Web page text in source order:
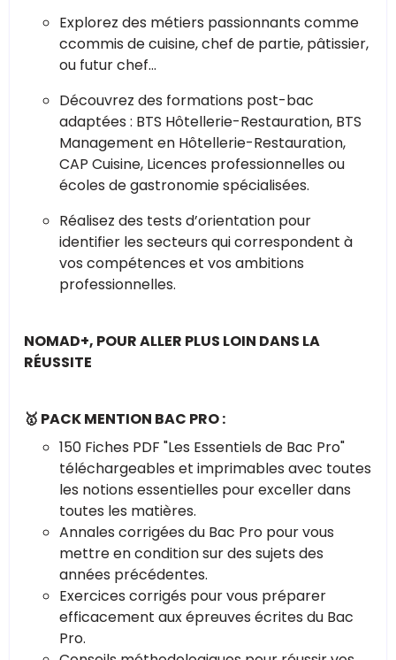
Explorez des métiers passionnants comme
ccommis de cuisine, chef de partie, pâtissier,
ou futur chef...
Découvrez des formations post-bac
adaptées : BTS Hôtellerie-Restauration, BTS
Management en Hôtellerie-Restauration,
CAP Cuisine, Licences professionnelles ou
écoles de gastronomie spécialisées.
Réalisez des tests d’orientation pour
identifier les secteurs qui correspondent à
vos compétences et vos ambitions
professionnelles.
NOMAD+, POUR ALLER PLUS LOIN DANS LA
RÉUSSITE
🥇 PACK MENTION BAC PRO :
150 Fiches PDF "Les Essentiels de Bac Pro"
téléchargeables et imprimables avec toutes
les notions essentielles pour exceller dans
toutes les matières.
Annales corrigées du Bac Pro pour vous
mettre en condition sur des sujets des
années précédentes.
Exercices corrigés pour vous préparer
efficacement aux épreuves écrites du Bac
Pro.